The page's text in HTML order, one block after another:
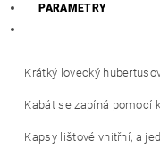
PARAMETRY
Krátký lovecký
Kabát se zapíná pomocí
Kapsy lištové vnitřní, a